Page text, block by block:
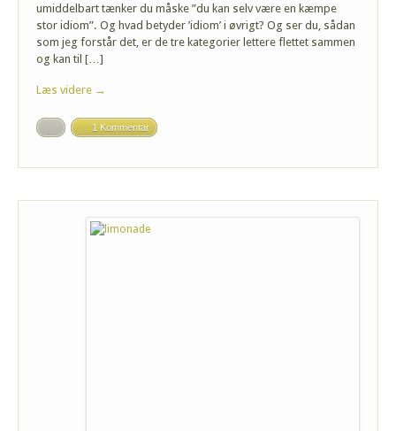
umiddelbart tænker du måske ”du kan selv være en kæmpe
stor idiom”. Og hvad betyder ’idiom’ i øvrigt? Og ser du, sådan
som jeg forstår det, er de tre kategorier lettere flettet sammen
og kan til […]
Læs videre →
1 Kommentar